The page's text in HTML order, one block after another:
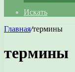
Искать
Главная/термины
термины